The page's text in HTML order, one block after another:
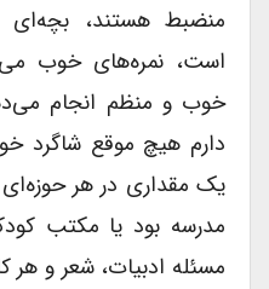
منضبط هستند، بچه‌ای
است، نمره‌های خوب
خوب و منظم انجام
دارم هیچ موقع شاگرد
یک مقداری در هر حوزه‌ای
مدرسه بود یا مکتب
مسئله ادبیات، شعر و هر